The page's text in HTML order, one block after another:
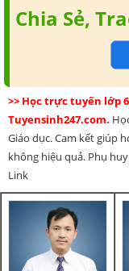
Chia Sẻ,
>> Học trực tuyến lớp
Tuyensinh247.com.
Giáo dục. Cam kết giúp
không hiệu quả. Phụ
Link